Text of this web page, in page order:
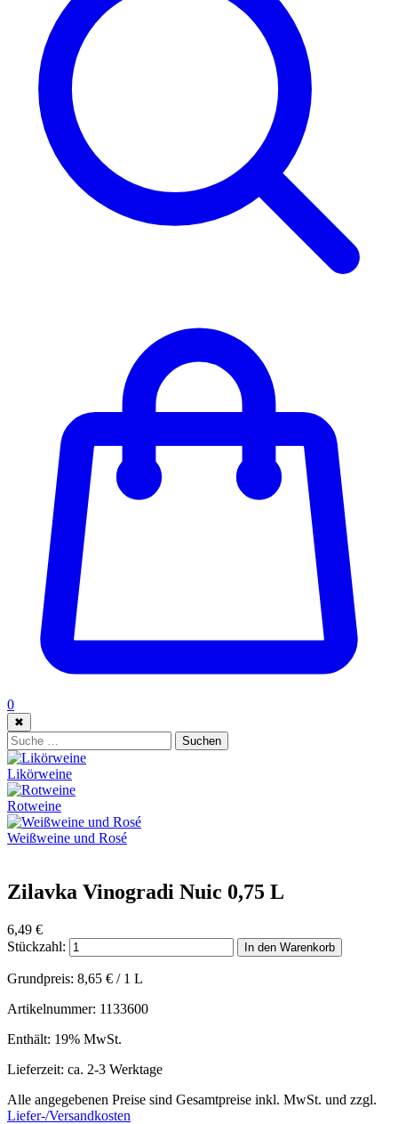
0
✖
Suche: Suchen
Likörweine
Rotweine
Weißweine und Rosé
Zilavka Vinogradi Nuic 0,75 L
6,49 €
Stückzahl:
In den Warenkorb
Grundpreis: 8,65 € / 1 L
Artikelnummer: 1133600
Enthält: 19% MwSt.
Lieferzeit: ca. 2-3 Werktage
Alle angegebenen Preise sind Gesamtpreise inkl. MwSt. und zzgl.
Liefer-/Versandkosten